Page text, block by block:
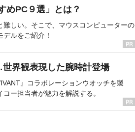
めPC９選」とは？
難しい。そこで、マウスコンピューターの
ルをご紹介！
界観表現した腕時計登場
』コラボレーションウオッチを製
ー担当者が魅力を解説する。